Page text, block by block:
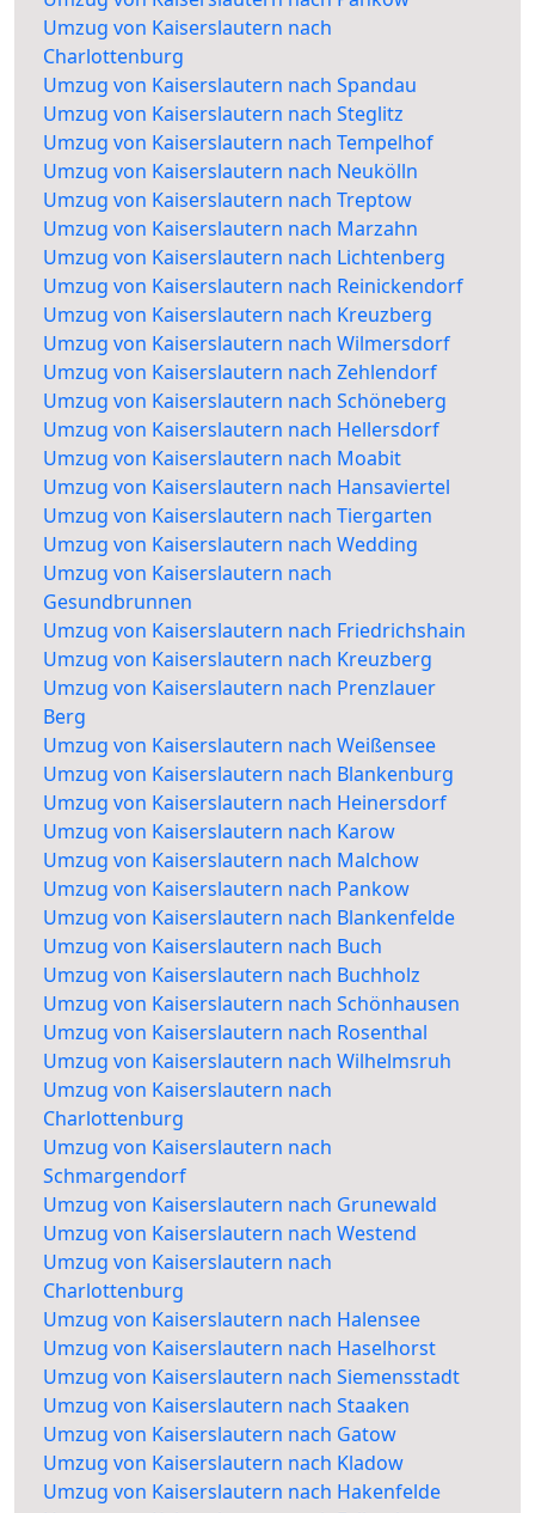
Umzug von Kaiserslautern nach
Charlottenburg
Umzug von Kaiserslautern nach Spandau
Umzug von Kaiserslautern nach Steglitz
Umzug von Kaiserslautern nach Tempelhof
Umzug von Kaiserslautern nach Neukölln
Umzug von Kaiserslautern nach Treptow
Umzug von Kaiserslautern nach Marzahn
Umzug von Kaiserslautern nach Lichtenberg
Umzug von Kaiserslautern nach Reinickendorf
Umzug von Kaiserslautern nach Kreuzberg
Umzug von Kaiserslautern nach Wilmersdorf
Umzug von Kaiserslautern nach Zehlendorf
Umzug von Kaiserslautern nach Schöneberg
Umzug von Kaiserslautern nach Hellersdorf
Umzug von Kaiserslautern nach Moabit
Umzug von Kaiserslautern nach Hansaviertel
Umzug von Kaiserslautern nach Tiergarten
Umzug von Kaiserslautern nach Wedding
Umzug von Kaiserslautern nach
Gesundbrunnen
Umzug von Kaiserslautern nach Friedrichshain
Umzug von Kaiserslautern nach Kreuzberg
Umzug von Kaiserslautern nach Prenzlauer
Berg
Umzug von Kaiserslautern nach Weißensee
Umzug von Kaiserslautern nach Blankenburg
Umzug von Kaiserslautern nach Heinersdorf
Umzug von Kaiserslautern nach Karow
Umzug von Kaiserslautern nach Malchow
Umzug von Kaiserslautern nach Pankow
Umzug von Kaiserslautern nach Blankenfelde
Umzug von Kaiserslautern nach Buch
Umzug von Kaiserslautern nach Buchholz
Umzug von Kaiserslautern nach Schönhausen
Umzug von Kaiserslautern nach Rosenthal
Umzug von Kaiserslautern nach Wilhelmsruh
Umzug von Kaiserslautern nach
Charlottenburg
Umzug von Kaiserslautern nach
Schmargendorf
Umzug von Kaiserslautern nach Grunewald
Umzug von Kaiserslautern nach Westend
Umzug von Kaiserslautern nach
Charlottenburg
Umzug von Kaiserslautern nach Halensee
Umzug von Kaiserslautern nach Haselhorst
Umzug von Kaiserslautern nach Siemensstadt
Umzug von Kaiserslautern nach Staaken
Umzug von Kaiserslautern nach Gatow
Umzug von Kaiserslautern nach Kladow
Umzug von Kaiserslautern nach Hakenfelde